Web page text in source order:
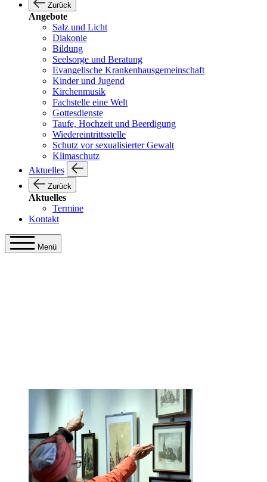
Zurück
Angebote
Salz und Licht
Diakonie
Bildung
Seelsorge und Beratung
Evangelische Krankenhausgemeinschaft
Kinder und Jugend
Kirchenmusik
Fachstelle eine Welt
Gottesdienste
Taufe, Hochzeit und Beerdigung
Wiedereintrittsstelle
Schutz vor sexualisierter Gewalt
Klimaschutz
Aktuelles
Zurück
Aktuelles
Termine
Kontakt
Menü